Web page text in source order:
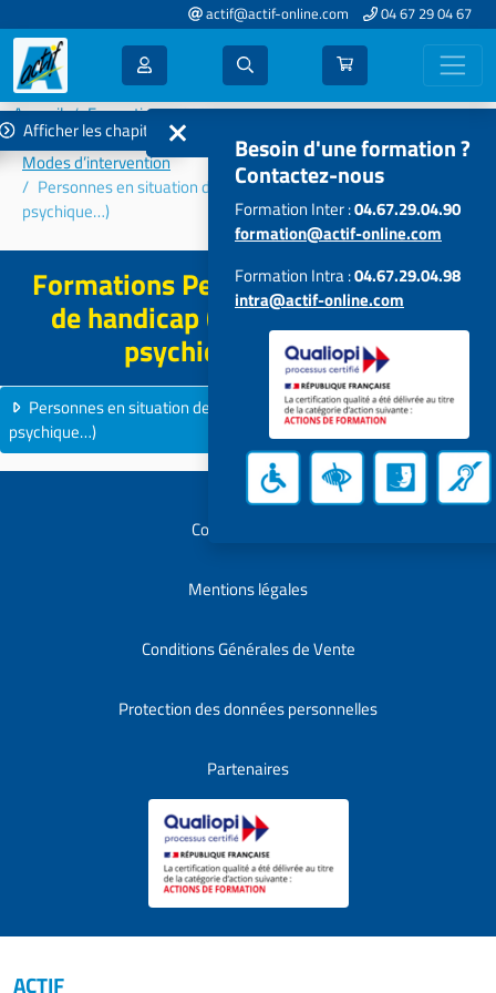
actif@actif-online.com 04 67 29 04 67
Accueil
Formations 2023
Connaissances et problématiques des publics accompagnés –
Modes d’intervention
Personnes en situation de handicap (TSA, TDI, handicap
psychique…)
Afficher les chapitres
Formations Personnes en situation
de handicap (TSA, TDI, handicap
psychique…) - 2023
Personnes en situation de handicap (TSA, TDI, handicap
psychique…)
Contactez-nous
Mentions légales
Conditions Générales de Vente
Protection des données personnelles
Partenaires
ACTIF
Besoin d'une formation ?
Contactez-nous
Formation Inter :04.67.29.04.90
formation@actif-online.com
Formation Intra :04.67.29.04.98
intra@actif-online.com